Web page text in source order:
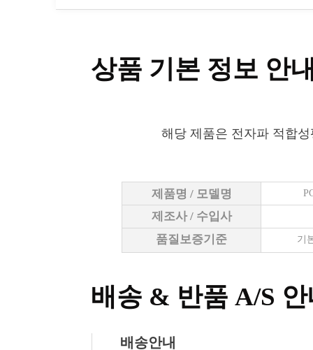
배송 & 반품 A/S
배송안내
상품 기본 정보 안
해당 제품은 전자파 적합
제품명 / 모델명
제조사 / 수입사
품질보증기준
기